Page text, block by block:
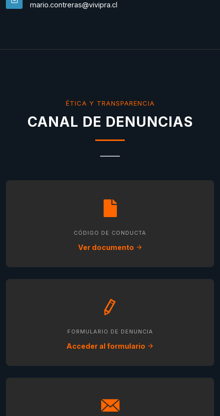
mario.contreras@vivipra.cl
ÉTICA Y TRANSPARENCIA
CANAL DE DENUNCIAS
CÓDIGO DE CONDUCTA
Ver documento
FORMULARIO DE DENUNCIA
Acceder al formulario